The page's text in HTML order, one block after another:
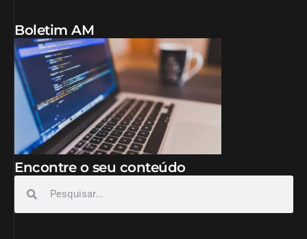
Boletim AM
Encontre o seu conteúdo